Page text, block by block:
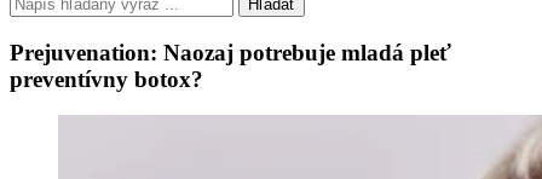
Hľadať
Prejuvenation: Naozaj potrebuje mladá pleť
preventívny botox?